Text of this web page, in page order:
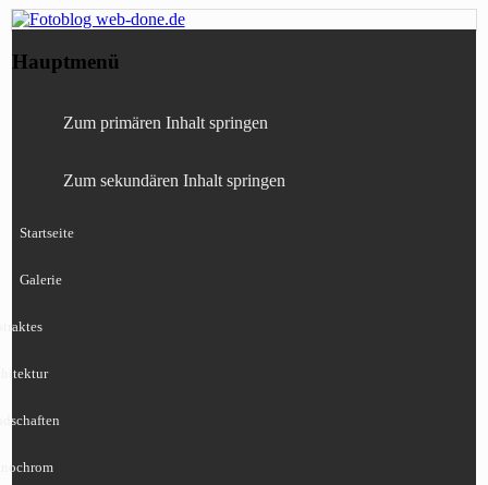
Fotoblog web-done.de
Canon, Nikon, Sony
Hauptmenü
Zum primären Inhalt springen
Zum sekundären Inhalt springen
Startseite
Galerie